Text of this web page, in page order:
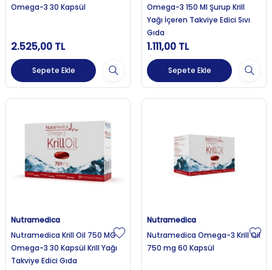
Omega-3 30 Kapsül
2.525,00 TL
Sepete Ekle
Omega-3 150 Ml Şurup Krill
Yağı İçeren Takviye Edici Sıvı
Gıda
1.111,00 TL
Sepete Ekle
Nutramedica
Nutramedica Krill Oil 750 MG
Omega-3 30 Kapsül Krill Yağı
Takviye Edici Gıda
Nutramedica
Nutramedica Omega-3 Krill Oil
750 mg 60 Kapsül